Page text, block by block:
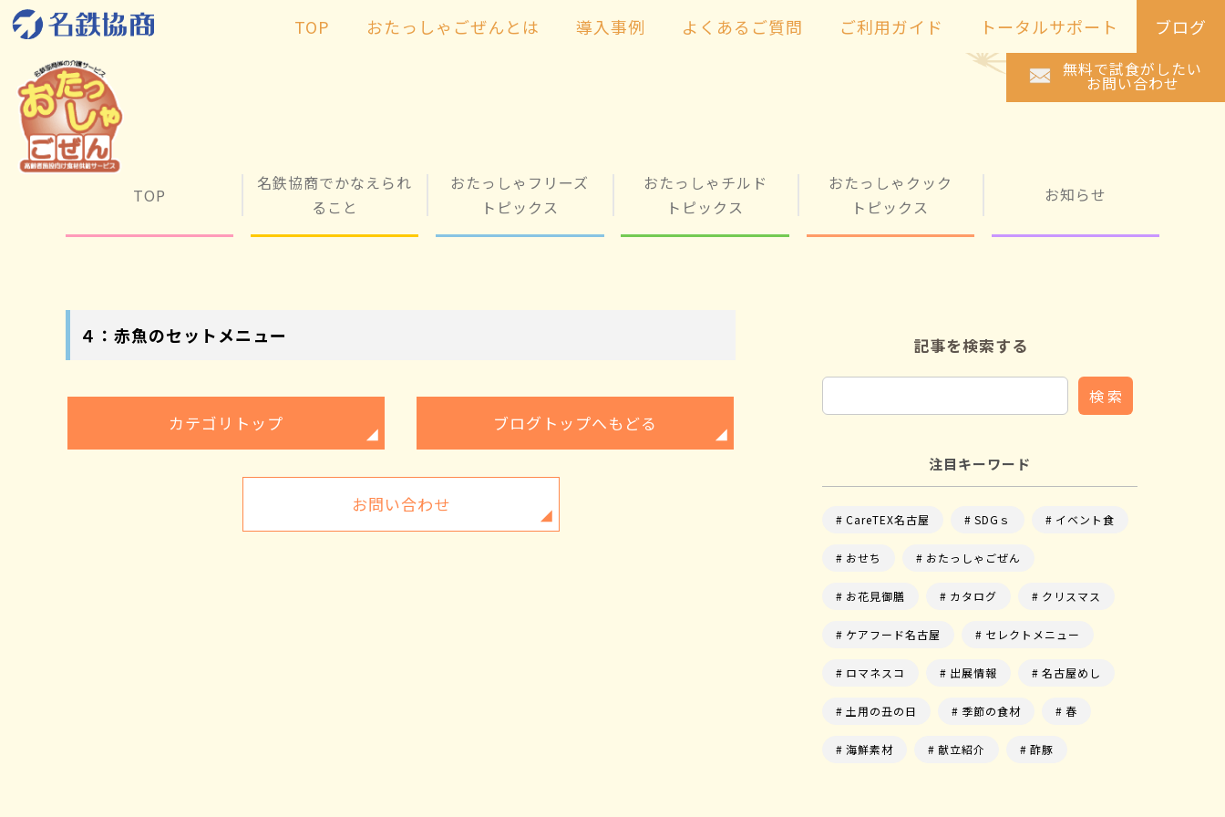
TOP おたっしゃごぜんとは 導入事例 よくあるご質問 ご利用ガイド トータルサポート ブログ
無料で試食がしたい
お問い合わせ
TOP
名鉄協商でかなえられ
ること
おたっしゃフリーズ
トピックス
おたっしゃチルド
トピックス
おたっしゃクック
トピックス
お知らせ
４：赤魚のセットメニュー
カテゴリトップ ブログトップへもどる
お問い合わせ
記事を検索する
検 索
注目キーワード
CareTEX名古屋 SDGｓ イベント食
おせち おたっしゃごぜん
お花見御膳 カタログ クリスマス
ケアフード名古屋 セレクトメニュー
ロマネスコ 出展情報 名古屋めし
土用の丑の日 季節の食材 春
海鮮素材 献立紹介 酢豚